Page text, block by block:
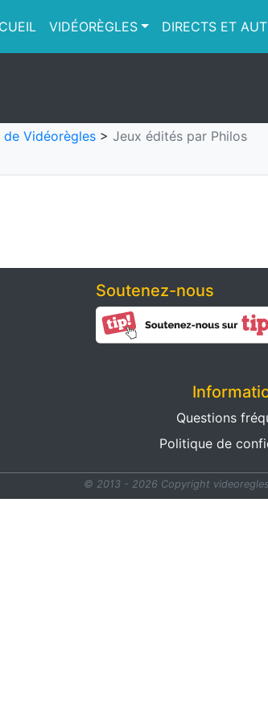
VIDÉORÈGLES DIRECTS ET
Vidéorègles > Jeux édités par Philos
Soutenez-nous
Questions
Politique de
© 2013 - 2026 Copyright